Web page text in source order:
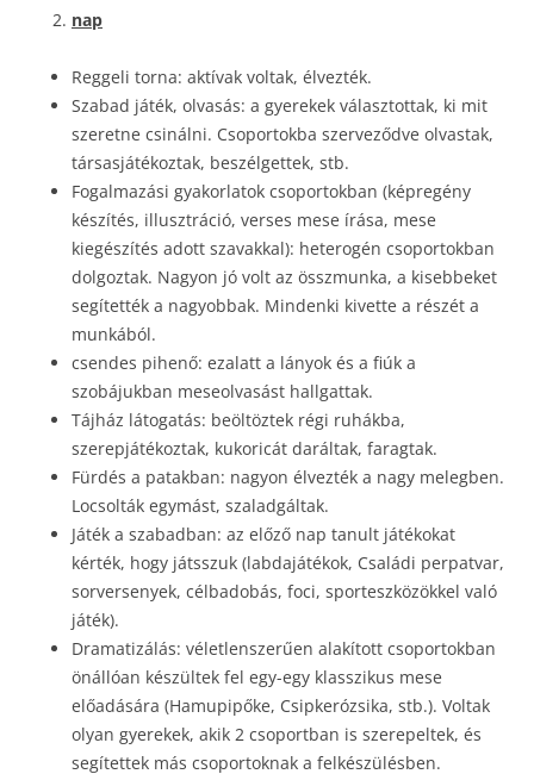
nap
Reggeli torna: aktívak voltak, élvezték.
Szabad játék, olvasás: a gyerekek választottak, ki mit
szeretne csinálni. Csoportokba szerveződve olvastak,
társasjátékoztak, beszélgettek, stb.
Fogalmazási gyakorlatok csoportokban (képregény
készítés, illusztráció, verses mese írása, mese
kiegészítés adott szavakkal): heterogén csoportokban
dolgoztak. Nagyon jó volt az összmunka, a kisebbeket
segítették a nagyobbak. Mindenki kivette a részét a
munkából.
csendes pihenő: ezalatt a lányok és a fiúk a
szobájukban meseolvasást hallgattak.
Tájház látogatás: beöltöztek régi ruhákba,
szerepjátékoztak, kukoricát daráltak, faragtak.
Fürdés a patakban: nagyon élvezték a nagy melegben.
Locsolták egymást, szaladgáltak.
Játék a szabadban: az előző nap tanult játékokat
kérték, hogy játsszuk (labdajátékok, Családi perpatvar,
sorversenyek, célbadobás, foci, sporteszközökkel való
játék).
Dramatizálás: véletlenszerűen alakított csoportokban
önállóan készültek fel egy-egy klasszikus mese
előadására (Hamupipőke, Csipkerózsika, stb.). Voltak
olyan gyerekek, akik 2 csoportban is szerepeltek, és
segítettek más csoportoknak a felkészülésben.